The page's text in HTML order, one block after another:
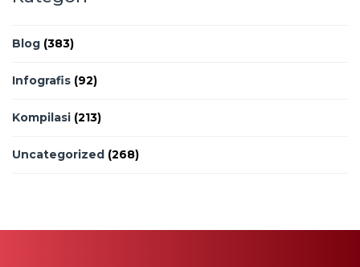
Blog (383)
Infografis (92)
Kompilasi (213)
Uncategorized (268)